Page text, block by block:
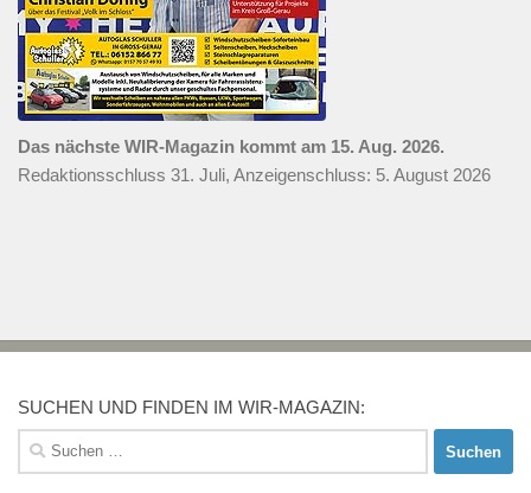
Das nächste WIR-Magazin kommt am 15. Aug. 2026.
Redaktionsschluss 31. Juli, Anzeigenschluss: 5. August 2026
SUCHEN UND FINDEN IM WIR-MAGAZIN:
Suchen
nach: